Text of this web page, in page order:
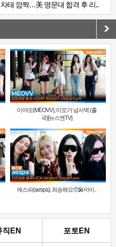
태 깜짝…美 명문대 합격 후 리..
미야오(MEOVV), 미모가 넘사벽 (출
국)[뉴스엔TV]
에스파(aespa), 죄송해요🥺🎤마이..
직EN 포토EN